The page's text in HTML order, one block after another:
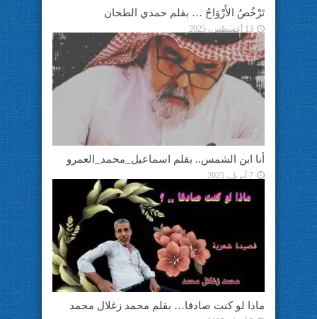
تَرْخُصُ الأَرْوَاحُ … بقلم حمدي الطحان
13 أغسطس، 2025
أنا ابن الشمس.. بقلم اسماعيل_محمد_العمرو
7 أبريل، 2025
ماذا لو كنت صادقا… بقلم محمد زغلال محمد